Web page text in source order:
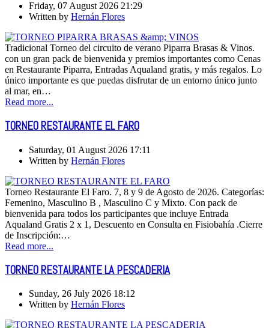
Friday, 07 August 2026 21:29
Written by Hernán Flores
Tradicional Torneo del circuito de verano Piparra Brasas & Vinos.
con un gran pack de bienvenida y premios importantes como Cenas
en Restaurante Piparra, Entradas Aqualand gratis, y más regalos. Lo
único importante es que puedas disfrutar de un entorno único junto
al mar, en…
Read more...
TORNEO RESTAURANTE EL FARO
Saturday, 01 August 2026 17:11
Written by Hernán Flores
Torneo Restaurante El Faro. 7, 8 y 9 de Agosto de 2026. Categorías:
Femenino, Masculino B , Masculino C y Mixto. Con pack de
bienvenida para todos los participantes que incluye Entrada
Aqualand Gratis 2 x 1, Descuento en Consulta en Fisiobahía .Cierre
de Inscripción:…
Read more...
TORNEO RESTAURANTE LA PESCADERIA
Sunday, 26 July 2026 18:12
Written by Hernán Flores